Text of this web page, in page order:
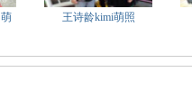
王诗龄kimi萌照